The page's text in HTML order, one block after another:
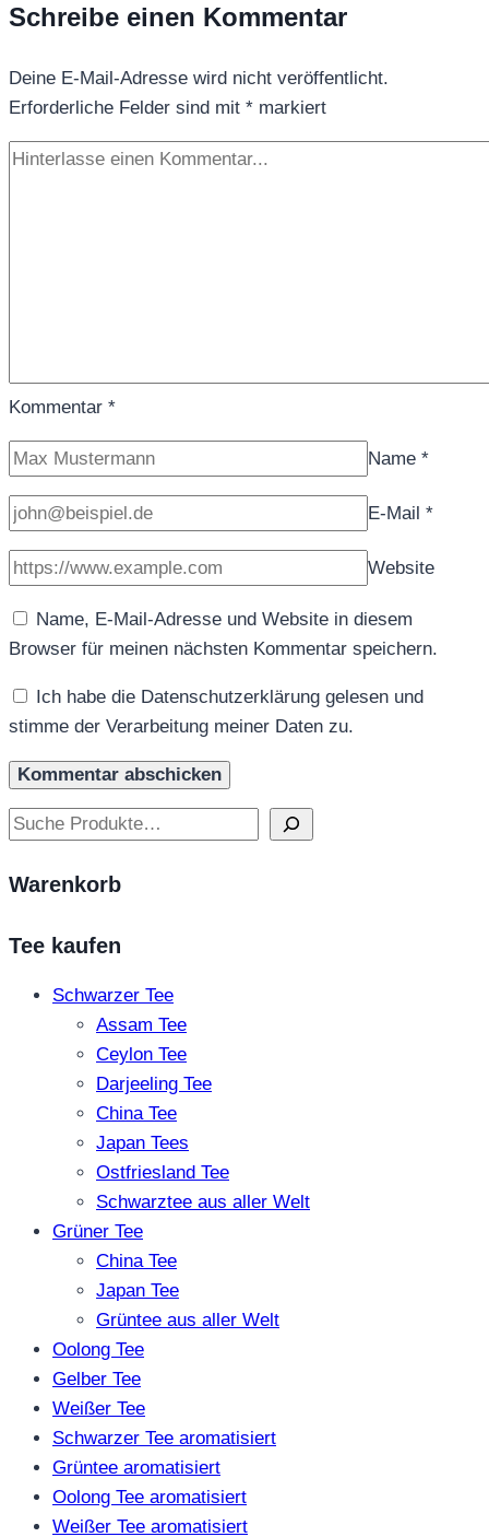
Schreibe einen Kommentar
Deine E-Mail-Adresse wird nicht veröffentlicht.
Erforderliche Felder sind mit * markiert
Kommentar *
Name *
E-Mail *
Website
Name, E-Mail-Adresse und Website in diesem
Browser für meinen nächsten Kommentar speichern.
Ich habe die Datenschutzerklärung gelesen und
stimme der Verarbeitung meiner Daten zu.
Suchen
Warenkorb
Tee kaufen
Schwarzer Tee
Assam Tee
Ceylon Tee
Darjeeling Tee
China Tee
Japan Tees
Ostfriesland Tee
Schwarztee aus aller Welt
Grüner Tee
China Tee
Japan Tee
Grüntee aus aller Welt
Oolong Tee
Gelber Tee
Weißer Tee
Schwarzer Tee aromatisiert
Grüntee aromatisiert
Oolong Tee aromatisiert
Weißer Tee aromatisiert